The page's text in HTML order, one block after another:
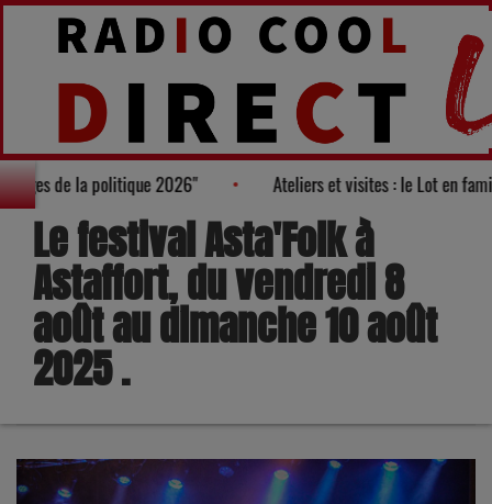
"100 nouveaux visages de la politique 2026" Ateliers et
Le festival Asta'Folk à
Astaffort, du vendredi 8
août au dimanche 10 août
2025 .